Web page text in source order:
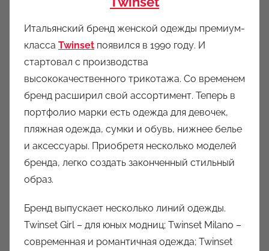
Итальянский бренд женской одежды премиум-
класса Twinset появился в 1990 году. И
стартовал с производства
высококачественного трикотажа. Со временем
бренд расширил свой ассортимент. Теперь в
портфолио марки есть одежда для девочек,
пляжная одежда, сумки и обувь, нижнее белье
и аксессуары. Приобретя несколько моделей
бренда, легко создать законченный стильный
образ.
Бренд выпускает несколько линий одежды.
Twinset Girl – для юных модниц; Twinset Milano –
современная и романтичная одежда; Twinset